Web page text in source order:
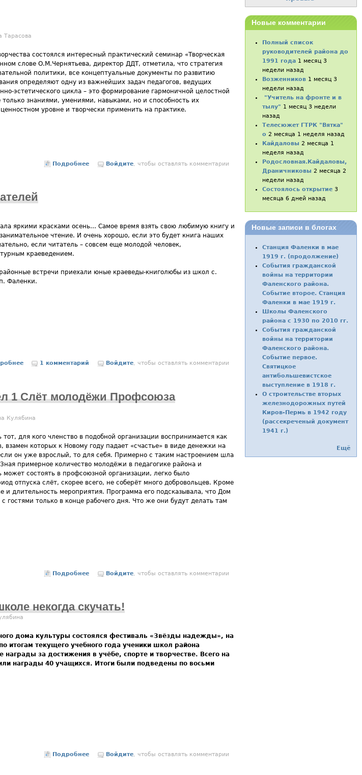
Тарасова
состоялся интересный практический семинар «Творческая
слове О.М.Чернятьева, директор ДДТ, отметила, что стратегия
политики, все концептуальные документы по развитию
определяют одну из важнейших задач педагогов, ведущих
эстетического цикла – это формирование гармоничной целостной
знаниями, умениями, навыками, но и способность их
уровне и творчески применить на практике.
Подробнее о «Творческая карусель» в ДДТ
Войдите, чтобы оставлять комментарии
яркими красками осень… Самое время взять свою любимую книгу и
чтение. И очень хорошо, если это будет книга наших
если читатель – совсем еще молодой человек,
краеведением.
встречи приехали юные краеведы-книголюбы из школ с.
Фаленки.
о Природа в творчестве вятских писателей
1 комментарий Войдите, чтобы оставлять комментарии
1 Слёт молодёжи Профсоюза
Кулябина
тот, для кого членство в подобной организации воспринимается как
взамен которых к Новому году падает «счастье» в виде денежки на
он уже взрослый, то для себя. Примерно с таким настроением шла
примерное количество молодёжи в педагогике района и
может состоять в профсоюзной организации, легко было
отпуска слёт, скорее всего, не соберёт много добровольцев. Кроме
и длительность мероприятия. Программа его подсказывала, что Дом
гостями только в конце рабочего дня. Что же они будут делать там
Подробнее
о В Доме детского творчества прошёл 1 Слёт молодёжи Профсоюза работников
Войдите, чтобы оставлять комментарии
некогда скучать!
дома культуры состоялся фестиваль «Звёзды надежды», на
итогам текущего учебного года ученики школ района
за достижения в учёбе, спорте и творчестве. Всего на
награды 40 учащихся. Итоги были подведены по восьми
Подробнее о Вы сделать многое успели, вам в школе некогда скучать!
Войдите, чтобы оставлять комментарии
Новые комментарии
Полный список
руководителей района до
1991 года 1 месяц 3
недели назад
Возженников 1 месяц 3
недели назад
"Учитель на фронте и в
тылу" 1 месяц 3 недели
назад
Телесюжет ГТРК "Вятка"
о 2 месяца 1 неделя назад
Кайдаловы 2 месяца 1
неделя назад
Родословная.Кайдаловы,
Драничниковы 2 месяца 2
недели назад
Состоялось открытие 3
месяца 6 дней назад
Новые записи в блогах
Станция Фаленки в мае
1919 г. (продолжение)
События гражданской
войны на территории
Фаленского района.
Событие второе. Станция
Фаленки в мае 1919 г.
Школы Фаленского
района с 1930 по 2010 гг.
События гражданской
войны на территории
Фаленского района.
Событие первое.
Святицкое
антибольшевистское
выступление в 1918 г.
О строительстве вторых
железнодорожных путей
Киров-Пермь в 1942 году
(рассекреченый документ
1941 г.)
Ещё